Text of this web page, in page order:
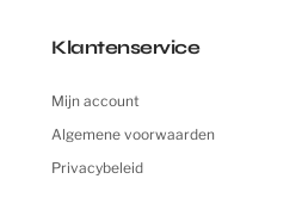
Klantenservice
Mijn account
Algemene voorwaarden
Privacybeleid